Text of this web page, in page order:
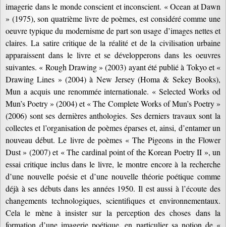
imagerie dans le monde conscient et inconscient. « Ocean at Dawn
» (1975), son quatrième livre de poèmes, est considéré comme une
oeuvre typique du modernisme de part son usage d’images nettes et
claires. La satire critique de la réalité et de la civilisation urbaine
apparaissent dans le livre et se développerons dans les oeuvres
suivantes. « Rough Drawing » (2003) ayant été publié à Tokyo et «
Drawing Lines » (2004) à New Jersey (Homa & Sekey Books),
Mun a acquis une renommée internationale. « Selected Works od
Mun’s Poetry » (2004) et « The Complete Works of Mun’s Poetry »
(2006) sont ses dernières anthologies. Ses derniers travaux sont la
collectes et l’organisation de poèmes éparses et, ainsi, d’entamer un
nouveau début. Le livre de poèmes « The Pigeons in the Flower
Dust » (2007) et « The cardinal point of the Korean Poetry II », un
essai critique inclus dans le livre, le montre encore à la recherche
d’une nouvelle poésie et d’une nouvelle théorie poétique comme
déjà à ses débuts dans les années 1950. Il est aussi à l’écoute des
changements technologiques, scientifiques et environnementaux.
Cela le mène à insister sur la perception des choses dans la
formation d’une imagerie poétique, en particulier sa notion de «